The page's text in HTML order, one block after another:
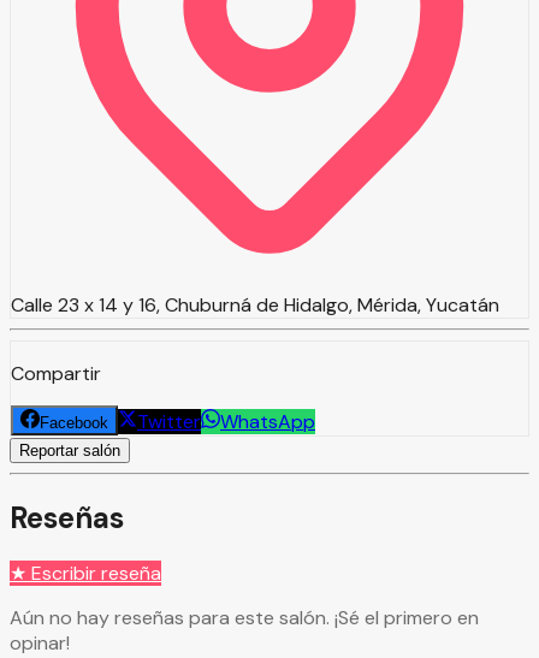
Calle 23 x 14 y 16, Chuburná de Hidalgo, Mérida, Yucatán
Compartir
Facebook Twitter WhatsApp
Reportar salón
Reseñas
★ Escribir reseña
Aún no hay reseñas para este salón. ¡Sé el primero en
opinar!